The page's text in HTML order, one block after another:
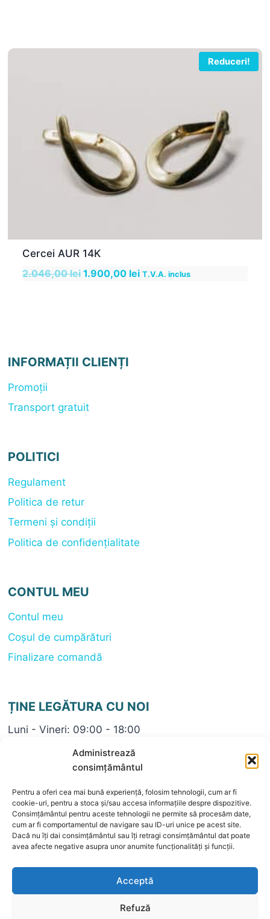
Administrează
consimțământul
Pentru a oferi cea mai bună experiență, folosim tehnologii, cum ar fi
cookie-uri, pentru a stoca și/sau accesa informațiile despre dispozitive.
Consimțământul pentru aceste tehnologii ne permite să procesăm date,
cum ar fi comportamentul de navigare sau ID-uri unice pe acest site.
Dacă nu îți dai consimțământul sau îți retragi consimțământul dat poate
avea afecte negative asupra unor anumite funcționalități și funcții.
Acceptă
Refuză
1.447,00 lei.
Reduceri!
Cercei AUR 14K
2.046,00leiPrețul
1.900,00 leiPrețul
T.V.A. inclus
INFORMAȚII CLIENȚI
Promoții
Transport gratuit
POLITICI
Regulament
Politica de retur
Termeni și condiții
Politica de confidențialitate
CONTUL MEU
Contul meu
Coșul de cumpărături
Finalizare comandă
ȚINE LEGĂTURA CU NOI
Luni - Vineri: 09:00 - 18:00
contact@bijuteriaeli.ro
© 2026 Bijuteria ELI
Plăți online securizate